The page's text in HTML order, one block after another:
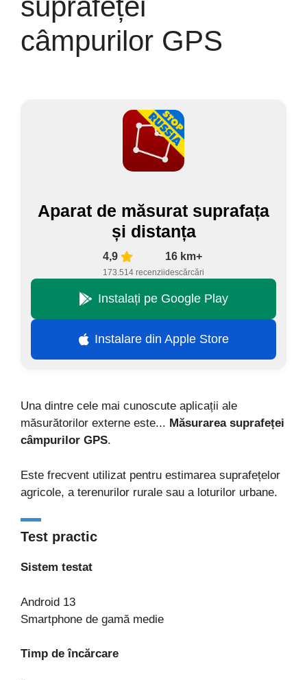
suprafeței
câmpurilor GPS
Aparat de măsurat suprafața
și distanța
4,9
173.514 recenzii
16 km+
descărcări
Instalați pe Google Play
Instalare din Apple Store
Una dintre cele mai cunoscute aplicații ale
măsurătorilor externe este... Măsurarea suprafeței
câmpurilor GPS.
Este frecvent utilizat pentru estimarea suprafețelor
agricole, a terenurilor rurale sau a loturilor urbane.
Test practic
Sistem testat
Android 13
Smartphone de gamă medie
Timp de încărcare